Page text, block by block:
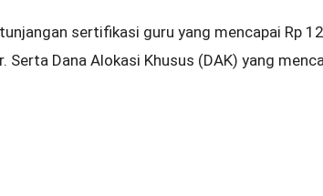
sertifikasi guru yang mencapai Rp
Serta Dana Alokasi Khusus (DAK) yang